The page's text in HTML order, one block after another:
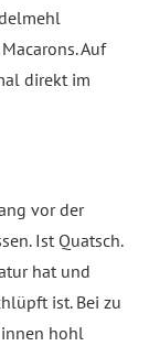
Auf
direkt im
vor der
Ist Quatsch.
hat und
ist. Bei zu
hohl